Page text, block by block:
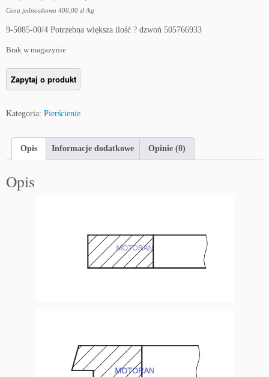
Cena jednostkowa 400,00 zł /kg
9-5085-00/4 Potrzebna większa ilość ? dzwoń 505766933
Brak w magazynie
Kategoria: Pierścienie
Opis Informacje dodatkowe Opinie (0)
Opis